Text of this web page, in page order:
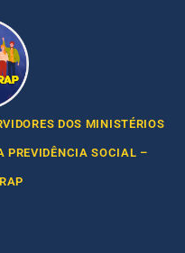
DOS MINISTÉRIOS
PREVIDÊNCIA SOCIAL –